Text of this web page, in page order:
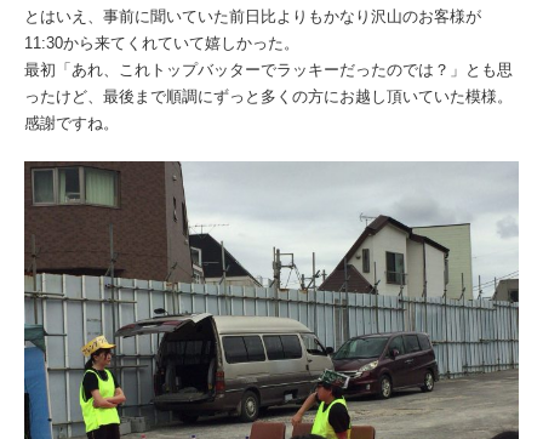
とはいえ、事前に聞いていた前日比よりもかなり沢山のお客様が
11:30から来てくれていて嬉しかった。
最初「あれ、これトップバッターでラッキーだったのでは？」とも思
ったけど、最後まで順調にずっと多くの方にお越し頂いていた模様。
感謝ですね。